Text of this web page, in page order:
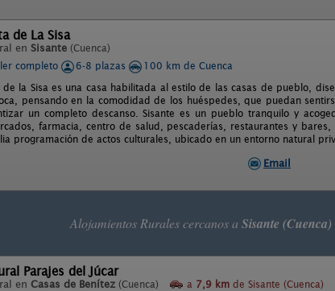
de La Sisa
en Sisante (Cuenca)
completo
6-8 plazas
100 km de Cuenca
de la Sisa es una casa habilitada al estilo de las casas de pueblo,
pensando en la comodidad de los huéspedes, que puedan
un completo descanso. Sisante es un pueblo tranquilo y
farmacia, centro de salud, pescaderías, restaurantes y
programación de actos culturales, ubicado en un entorno natural
Email
Alojamientos Rurales cercanos a Sisante (Cuenca)
Parajes del Júcar
en Casas de Benítez (Cuenca) a 7,9 km de Sisante (Cuenca)